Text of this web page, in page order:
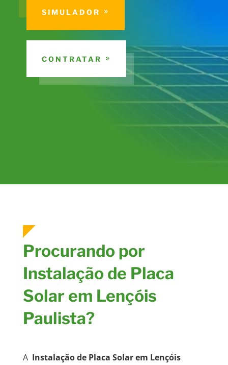
SIMULADOR
CONTRATAR
Procurando por
Instalação de Placa
Solar em Lençóis
Paulista?
A Instalação de Placa Solar em Lençóis